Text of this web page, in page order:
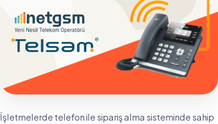
İşletmelerde telefon ile sipariş alma sisteminde sahip